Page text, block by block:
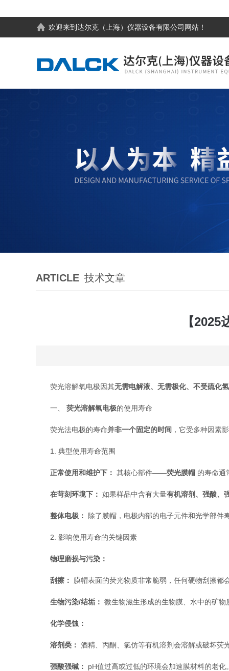
欢迎来到达尔克（上海）仪器设备有限公司 网站！
ARTICLE 技术文章
【
荧光溶解氧电极因其无需电解液、无需极化、不受硫化
一、 荧光溶解氧电极的使用寿命
荧光法电极的寿命并非一个固定的时间 ，它受多种因素
1. 典型使用寿命范围
正常使用和维护下： ​ 其核心部件——荧光膜帽 的寿命
在苛刻环境下： ​ 如果样品中含有大量有机溶剂、强酸、
整体电极： 除了膜帽，电极内部的电子元件和光学部
2. 影响使用寿命的关键因素
物理磨损与污染：
刮擦： 膜帽表面的荧光物质非常脆弱，任何硬物刮擦都
生物污染/结垢： 微生物滋生形成的生物膜、水中的矿
化学侵蚀：
溶剂类： 酒精、丙酮、氯仿等有机溶剂会溶解或破坏荧
强酸强碱： pH值过高或过低的环境会加速膜材料的老化